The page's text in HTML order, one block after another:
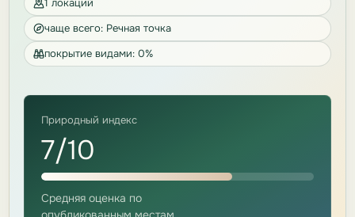
1 локаций
чаще всего: Речная точка
покрытие видами: 0%
Природный индекс
7/10
Средняя оценка по